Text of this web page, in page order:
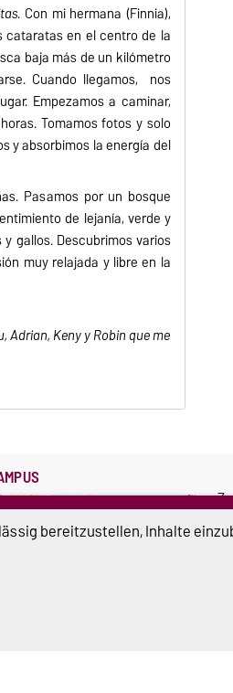
. Con mi hermana (Finnia),
cataratas en el centro de la
baja más de un kilómetro
Cuando llegamos, nos
Empezamos a caminar,
Tomamos fotos y solo
y absorbimos la energía del
Pasamos por un bosque
de lejanía, verde y
gallos. Descubrimos varios
muy relajada y libre en la
Adrian, Keny y Robin que me
bereitzustellen, Inhalte